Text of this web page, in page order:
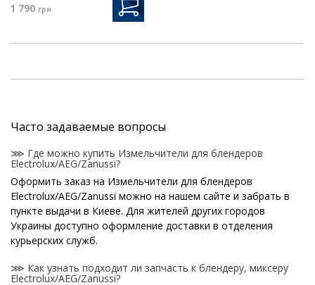
1 790 грн
Часто задаваемые вопросы
⋙ Где можно купить Измельчители для блендеров
Electrolux/AEG/Zanussi?
Оформить заказ на Измельчители для блендеров
Electrolux/AEG/Zanussi можно на нашем сайте и забрать в
пункте выдачи в Киеве. Для жителей других городов
Украины доступно оформление доставки в отделения
курьерских служб.
⋙ Как узнать подходит ли запчасть к блендеру, миксеру
Electrolux/AEG/Zanussi?